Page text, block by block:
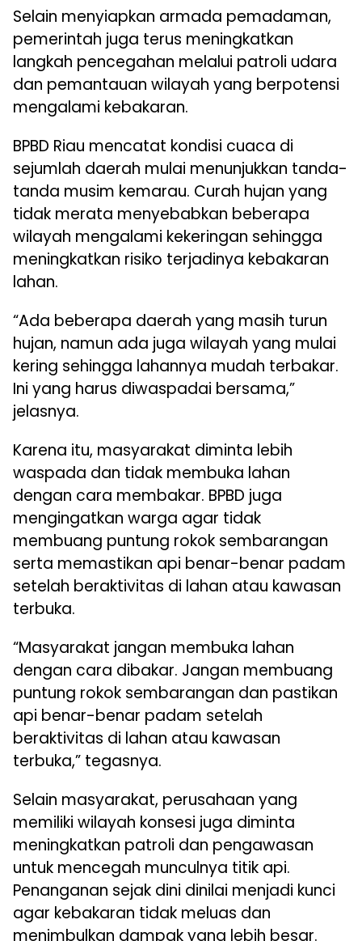
Selain menyiapkan armada pemadaman,
pemerintah juga terus meningkatkan
langkah pencegahan melalui patroli udara
dan pemantauan wilayah yang berpotensi
mengalami kebakaran.
BPBD Riau mencatat kondisi cuaca di
sejumlah daerah mulai menunjukkan tanda-
tanda musim kemarau. Curah hujan yang
tidak merata menyebabkan beberapa
wilayah mengalami kekeringan sehingga
meningkatkan risiko terjadinya kebakaran
lahan.
“Ada beberapa daerah yang masih turun
hujan, namun ada juga wilayah yang mulai
kering sehingga lahannya mudah terbakar.
Ini yang harus diwaspadai bersama,”
jelasnya.
Karena itu, masyarakat diminta lebih
waspada dan tidak membuka lahan
dengan cara membakar. BPBD juga
mengingatkan warga agar tidak
membuang puntung rokok sembarangan
serta memastikan api benar-benar padam
setelah beraktivitas di lahan atau kawasan
terbuka.
“Masyarakat jangan membuka lahan
dengan cara dibakar. Jangan membuang
puntung rokok sembarangan dan pastikan
api benar-benar padam setelah
beraktivitas di lahan atau kawasan
terbuka,” tegasnya.
Selain masyarakat, perusahaan yang
memiliki wilayah konsesi juga diminta
meningkatkan patroli dan pengawasan
untuk mencegah munculnya titik api.
Penanganan sejak dini dinilai menjadi kunci
agar kebakaran tidak meluas dan
menimbulkan dampak yang lebih besar.